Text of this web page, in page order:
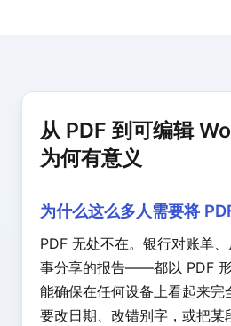
从 PDF 到可编辑
为何有意义
为什么这么多人需要将
PDF 无处不在。银行对账单
事分享的报告——都以 PDF
能确保在任何设备上看起来完
要改日期、改错别字，或把某